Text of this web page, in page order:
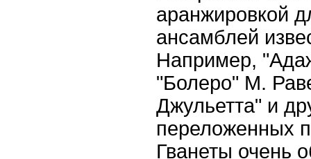
аранжировкой
ансамблей
Например,
"Болеро" М.
Джульетта" и
переложенных
Гванеты очень